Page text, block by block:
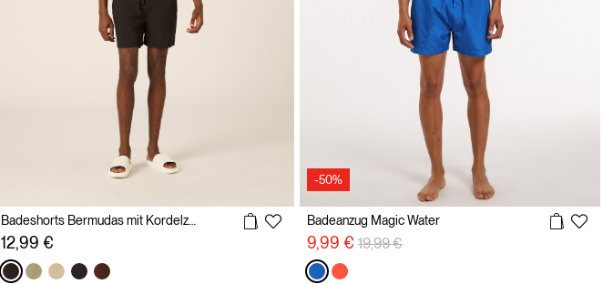
12,99 €
-50%
Badeanzug Magic Water
9,99 € Preisreduzierung von
19,99 €